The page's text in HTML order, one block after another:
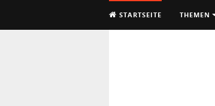
STARTSEITE THEMEN